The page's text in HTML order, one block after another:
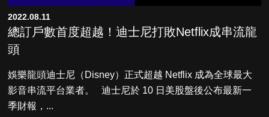
2022.08.11
總訂戶數首度超越！迪士尼打敗Netflix成串流龍
頭
娛樂龍頭迪士尼（Disney）正式超越 Netflix 成為全球最大
影音串流平台業者。 迪士尼於 10 日美股盤後公布最新一
季財報，...